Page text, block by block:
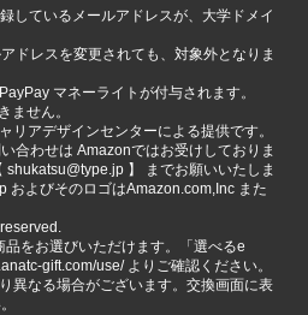
しているメールアドレスが、大学ドメイ
ドレスを変更されても、対象外となりま
マネーライトが付与されます。
ません。
アデザインセンターによる提供です。
合わせは Amazonではお受けしておりま
】 までお願いいたしま
よびそのロゴはAmazon.com,Inc また
をお選びいただけます。「選べるe
gift.com/use/ よりご確認ください。
異なる場合がございます。交換画面に表